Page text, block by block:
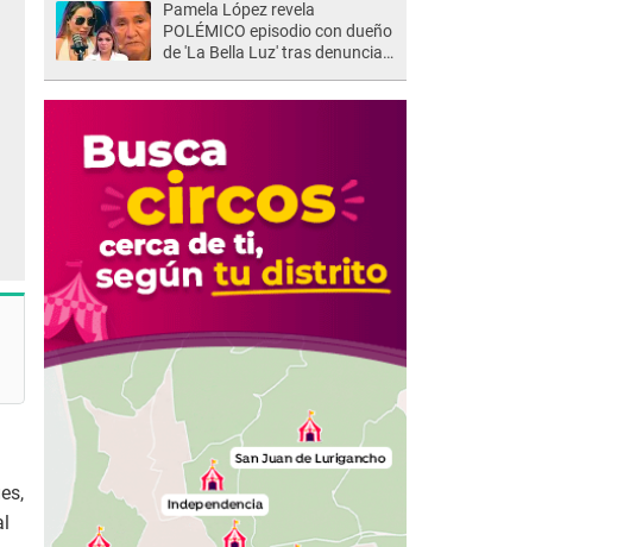
Pamela López revela
POLÉMICO episodio con dueño
de 'La Bella Luz' tras denuncia